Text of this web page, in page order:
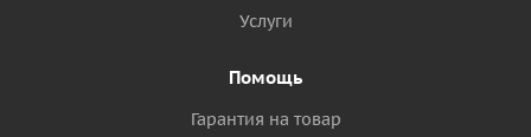
Услуги
Помощь
Гарантия на товар